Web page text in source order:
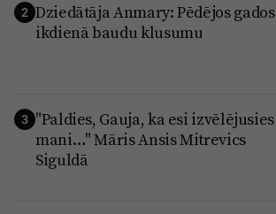
2 Dziedātāja Anmary: Pēdējos gados
ikdienā baudu klusumu
3 "Paldies, Gauja, ka esi izvēlējusies
mani…" Māris Ansis Mitrevics
Siguldā